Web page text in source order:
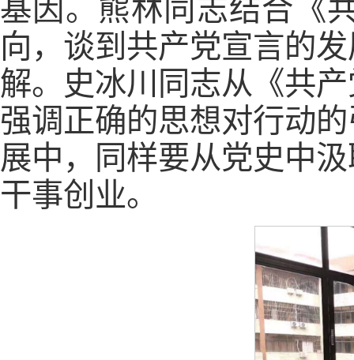
基因。熊林同志结合《
向，谈到共产党宣言的
解。史冰川同志从《共
强调正确的思想对行动
展中，同样要从党史中
干事创业。